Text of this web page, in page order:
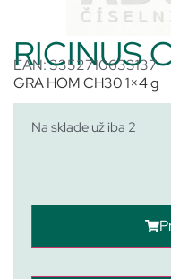
RICINUS
EAN: 3352710633137
GRA HOM CH30 1×4 g
Na sklade už iba 2